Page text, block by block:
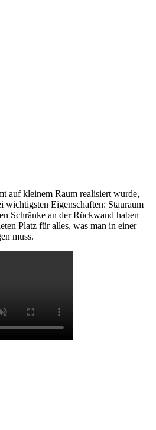
auf kleinem Raum realisiert wurde,
wichtigsten Eigenschaften: Stauraum
Schränke an der Rückwand haben
Platz für alles, was man in einer
muss.